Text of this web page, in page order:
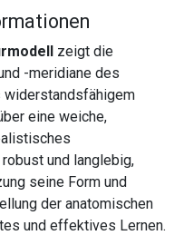
zeigt die
-meridiane des
widerstandsfähigem
eine weiche,
und langlebig,
seine Form und
der anatomischen
und effektives Lernen.